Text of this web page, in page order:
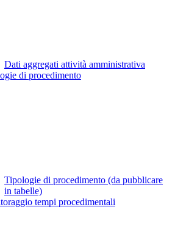
Dati aggregati attività amministrativa
di procedimento
Tipologie di procedimento (da pubblicare
in tabelle)
tempi procedimentali